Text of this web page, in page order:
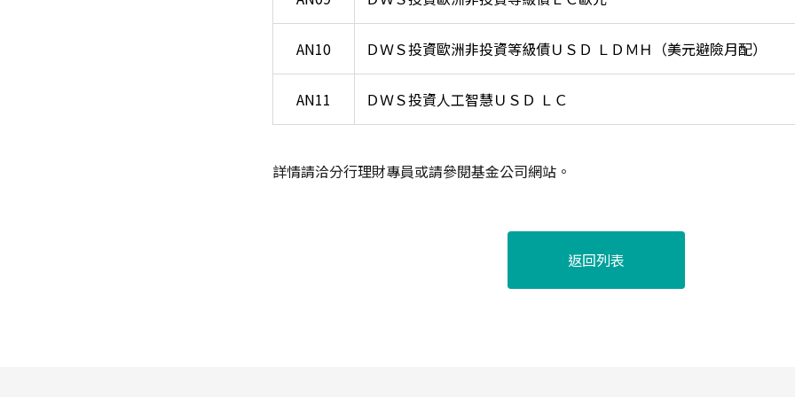
AN10 ＤＷＳ投資歐洲非投資等級債ＵＳＤ ＬＤＭＨ（美元避險月配）
AN11 ＤＷＳ投資人工智慧ＵＳＤ ＬＣ
詳情請洽分行理財專員或請參閱基金公司網站。
返回列表